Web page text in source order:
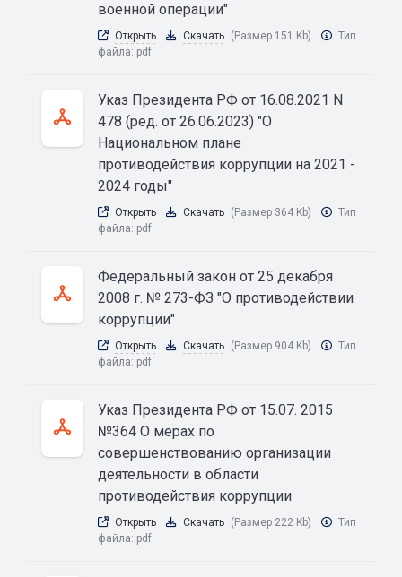
военной операции"
Открыть Скачать (Размер 151 Kb)
Тип
файла: pdf
Указ Президента РФ от 16.08.2021 N
478 (ред. от 26.06.2023) "О
Национальном плане
противодействия коррупции на 2021 -
2024 годы"
Открыть Скачать (Размер 364 Kb)
Тип
файла: pdf
Федеральный закон от 25 декабря
2008 г. № 273-ФЗ "О противодействии
коррупции"
Открыть Скачать (Размер 904 Kb)
Тип
файла: pdf
Указ Президента РФ от 15.07. 2015
№364 О мерах по
совершенствованию организации
деятельности в области
противодействия коррупции
Открыть Скачать (Размер 222 Kb)
Тип
файла: pdf